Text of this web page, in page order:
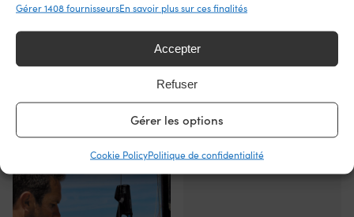
Gérer 1408 fournisseursEn savoir plus sur ces finalités
Accepter
Refuser
Gérer les options
Cookie PolicyPolitique de confidentialité
Anneaux de verrouillage